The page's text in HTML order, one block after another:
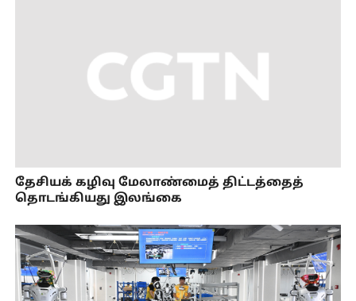
தேசியக் கழிவு மேலாண்மைத் திட்டத்தைத்
தொடங்கியது இலங்கை